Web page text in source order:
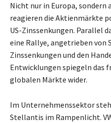
Nicht nur in Europa, sondern
reagieren die Aktienmärkte
US-Zinssenkungen. Parallel
eine Rallye, angetrieben von
Zinssenkungen und den
Entwicklungen spiegeln das
globalen Märkte wider.
Im Unternehmenssektor
Stellantis im Rampenlicht.